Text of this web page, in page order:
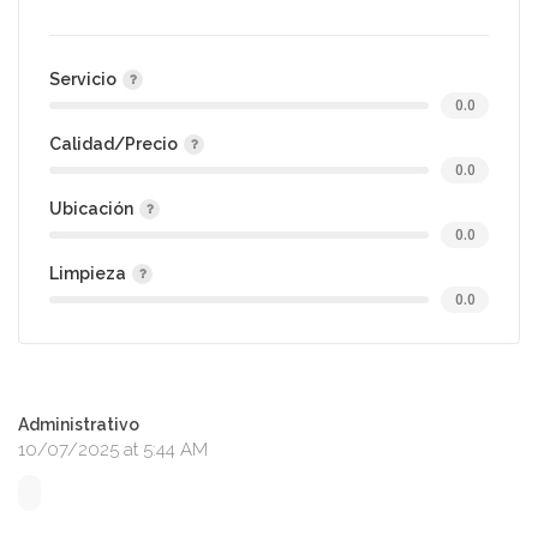
Servicio
0.0
Calidad/Precio
0.0
Ubicación
0.0
Limpieza
0.0
Administrativo
10/07/2025 at 5:44 AM